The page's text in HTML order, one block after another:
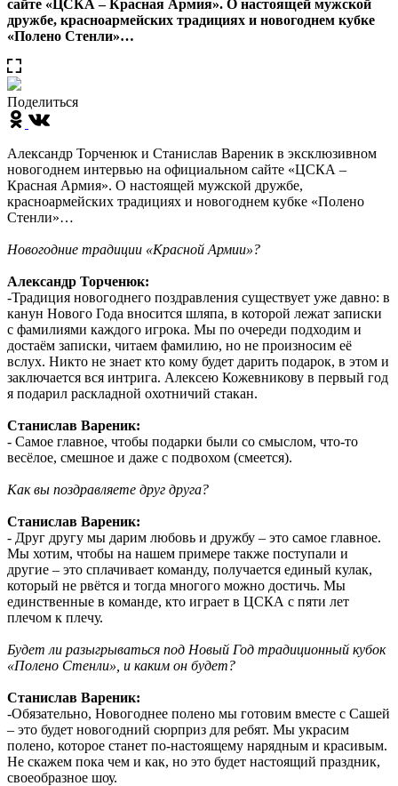
сайте «ЦСКА – Красная Армия». О настоящей мужской
дружбе, красноармейских традициях и новогоднем кубке
«Полено Стенли»…
Поделиться
Александр Торченюк и Станислав Вареник в эксклюзивном
новогоднем интервью на официальном сайте «ЦСКА –
Красная Армия». О настоящей мужской дружбе,
красноармейских традициях и новогоднем кубке «Полено
Стенли»…
Новогодние традиции «Красной Армии»?
Александр Торченюк:
-Традиция новогоднего поздравления существует уже давно: в
канун Нового Года вносится шляпа, в которой лежат записки
с фамилиями каждого игрока. Мы по очереди подходим и
достаём записки, читаем фамилию, но не произносим её
вслух. Никто не знает кто кому будет дарить подарок, в этом и
заключается вся интрига. Алексею Кожевникову в первый год
я подарил раскладной охотничий стакан.
Станислав Вареник:
- Самое главное, чтобы подарки были со смыслом, что-то
весёлое, смешное и даже с подвохом (смеется).
Как вы поздравляете друг друга?
Станислав Вареник:
- Друг другу мы дарим любовь и дружбу – это самое главное.
Мы хотим, чтобы на нашем примере также поступали и
другие – это сплачивает команду, получается единый кулак,
который не рвётся и тогда многого можно достичь. Мы
единственные в команде, кто играет в ЦСКА с пяти лет
плечом к плечу.
Будет ли разыгрываться под Новый Год традиционный кубок
«Полено Стенли», и каким он будет?
Станислав Вареник:
-Обязательно, Новогоднее полено мы готовим вместе с Сашей
– это будет новогодний сюрприз для ребят. Мы украсим
полено, которое станет по-настоящему нарядным и красивым.
Не скажем пока чем и как, но это будет настоящий праздник,
своеобразное шоу.